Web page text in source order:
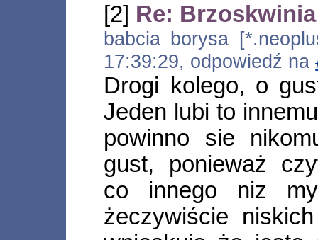
[2] Re:
babcia borysa
17:39:29, odpowiedź na
Drogi kolego, o
Jeden lubi to
powinno sie
gust, ponieważ
co innego niz
żeczywiście